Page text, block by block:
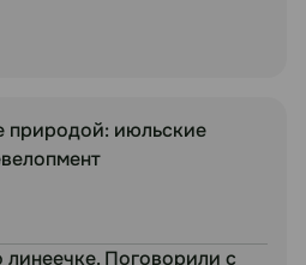
природой: июльские
Поговорили с